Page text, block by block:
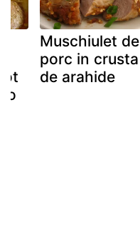
Muschiulet de
porc in crusta
de arahide